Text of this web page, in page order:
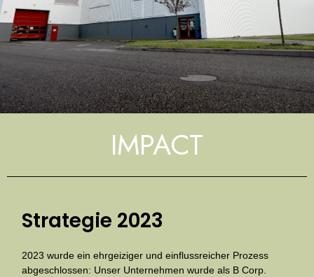
IMPACT
Strategie 2023
2023 wurde ein ehrgeiziger und einflussreicher Prozess
abgeschlossen: Unser Unternehmen wurde als B Corp.